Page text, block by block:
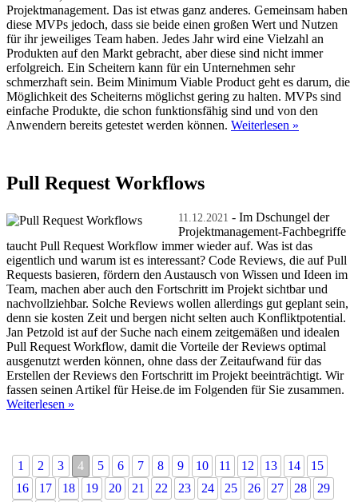
Projektmanagement. Das ist etwas ganz anderes. Gemeinsam haben
diese MVPs jedoch, dass sie beide einen großen Wert und Nutzen
für ihr jeweiliges Team haben. Jedes Jahr wird eine Vielzahl an
Produkten auf den Markt gebracht, aber diese sind nicht immer
erfolgreich. Ein Scheitern kann für ein Unternehmen sehr
schmerzhaft sein. Beim Minimum Viable Product geht es darum, die
Möglichkeit des Scheiterns möglichst gering zu halten. MVPs sind
einfache Produkte, die schon funktionsfähig sind und von den
Anwendern bereits getestet werden können. Weiterlesen »
Pull Request Workflows
11.12.2021 - Im Dschungel der
Projektmanagement-Fachbegriffe
taucht Pull Request Workflow immer wieder auf. Was ist das
eigentlich und warum ist es interessant? Code Reviews, die auf Pull
Requests basieren, fördern den Austausch von Wissen und Ideen im
Team, machen aber auch den Fortschritt im Projekt sichtbar und
nachvollziehbar. Solche Reviews wollen allerdings gut geplant sein,
denn sie kosten Zeit und bergen nicht selten auch Konfliktpotential.
Jan Petzold ist auf der Suche nach einem zeitgemäßen und idealen
Pull Request Workflow, damit die Vorteile der Reviews optimal
ausgenutzt werden können, ohne dass der Zeitaufwand für das
Erstellen der Reviews den Fortschritt im Projekt beeinträchtigt. Wir
fassen seinen Artikel für Heise.de im Folgenden für Sie zusammen.
Weiterlesen »
1 2 3 4 5 6 7 8 9 10 11 12 13 14
15
16
17 18 19 20 21 22 23 24 25 26 27 28
29